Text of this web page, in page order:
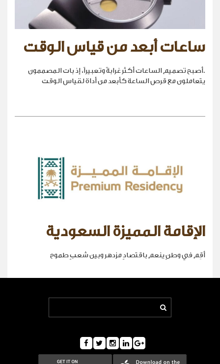
ساعات أبعد من قياس الوقت
.أصبح تصميم الساعات أكثر غرابةً وتعبيراً، إذ بات المصممون
يتعاملون مع قرص الساعة كأبعد من أداة لقياس الوقت
الإقامة المميزة السعودية
أقِم في وطنٍ ينعم باقتصادٍ مزدهر وبين شعبٍ طموح